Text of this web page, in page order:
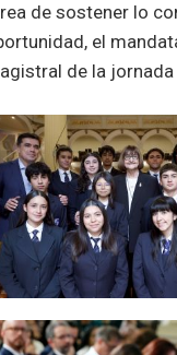
de sostener lo
el
de la